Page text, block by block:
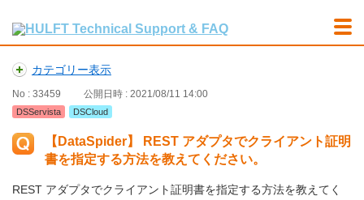
カテゴリー表示
No : 33459 公開日時 : 2021/08/11 14:00
DSServista DSCloud
【DataSpider】 REST アダプタでクライアント証明
書を指定する方法を教えてください。
REST アダプタでクライアント証明書を指定する方法を教えてく